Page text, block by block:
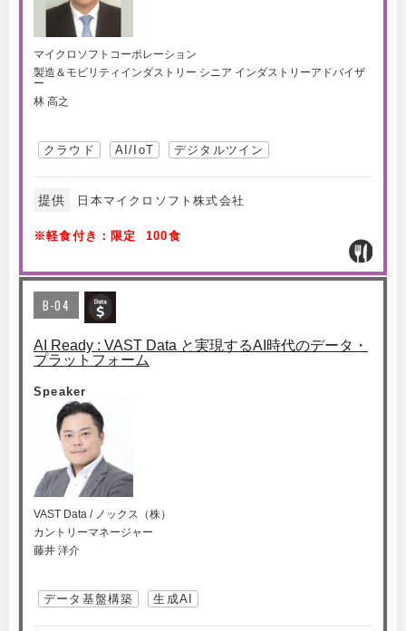
マイクロソフトコーポレーション
製造＆モビリティインダストリー シニア インダストリーアドバイザ
ー
林 高之
クラウド AI/IoT デジタルツイン
提供 日本マイクロソフト株式会社
※軽食付き：限定 100食
B-04
AI Ready : VAST Data と実現するAI時代のデータ・
プラットフォーム
Speaker
VAST Data / ノックス（株）
カントリーマネージャー
藤井 洋介
データ基盤構築 生成AI